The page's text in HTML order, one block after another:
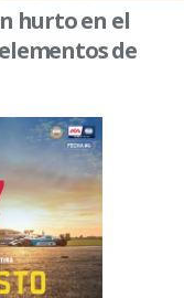
hurto en el
de